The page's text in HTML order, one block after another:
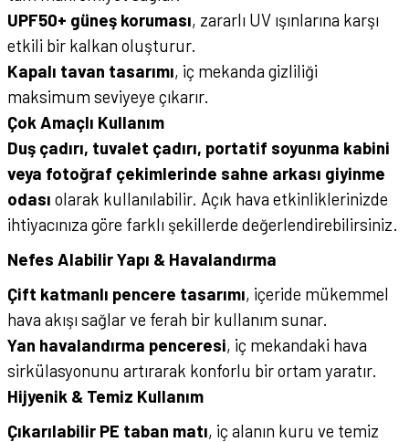
UPF50+ güneş koruması, zararlı UV ışınlarına karşı
etkili bir kalkan oluşturur.
Kapalı tavan tasarımı, iç mekanda gizliliği
maksimum seviyeye çıkarır.
Çok Amaçlı Kullanım
Duş çadırı, tuvalet çadırı, portatif soyunma kabini
veya fotoğraf çekimlerinde sahne arkası giyinme
odası olarak kullanılabilir. Açık hava etkinliklerinizde
ihtiyacınıza göre farklı şekillerde değerlendirebilirsiniz.
Nefes Alabilir Yapı & Havalandırma
Çift katmanlı pencere tasarımı, içeride mükemmel
hava akışı sağlar ve ferah bir kullanım sunar.
Yan havalandırma penceresi, iç mekandaki hava
sirkülasyonunu artırarak konforlu bir ortam yaratır.
Hijyenik & Temiz Kullanım
Çıkarılabilir PE taban matı, iç alanın kuru ve temiz